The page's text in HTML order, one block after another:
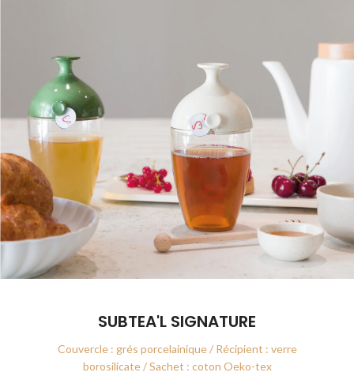
SUBTEA'L SIGNATURE
Couvercle : grés porcelainique / Récipient : verre
borosilicate / Sachet : coton Oeko-tex